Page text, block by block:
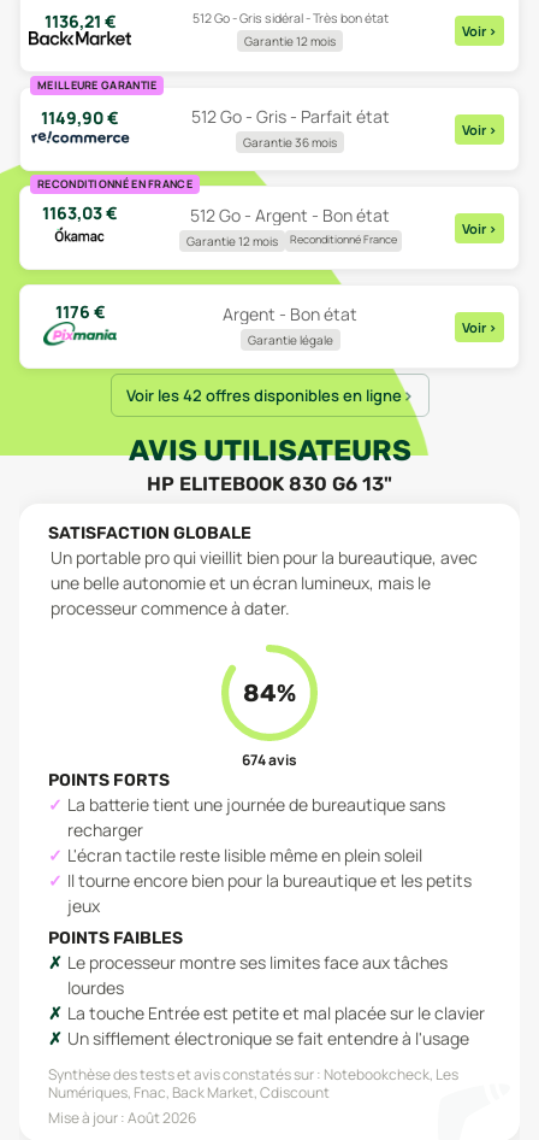
1136,21 €
512 Go - Gris sidéral - Très bon état
Garantie 12 mois
Voir >
MEILLEURE GARANTIE
1149,90€ 512 Go - Gris - Parfait état
Garantie 36 mois
Voir >
RECONDITIONNÉ EN FRANCE
1163,03€ 512 Go - Argent - Bon état
Garantie 12 mois Reconditionné France
Voir >
1176 € Argent - Bon état
Garantie légale
Voir >
Voir les 42 offres disponibles en ligne
AVIS UTILISATEURS
HP ELITEBOOK 830 G6 13"
SATISFACTION GLOBALE
Un portable pro qui vieillit bien pour la bureautique, avec
une belle autonomie et un écran lumineux, mais le
processeur commence à dater.
84%
674avis
POINTS FORTS
La batterie tient une journée de bureautique sans
recharger
L'écran tactile reste lisible même en plein soleil
Il tourne encore bien pour la bureautique et les petits
jeux
POINTS FAIBLES
Le processeur montre ses limites face aux tâches
lourdes
La touche Entrée est petite et mal placée sur le clavier
Un sifflement électronique se fait entendre à l'usage
Synthèse des tests et avis constatés sur : Notebookcheck, Les
Numériques, Fnac, Back Market, Cdiscount
Mise à jour :Août 2026